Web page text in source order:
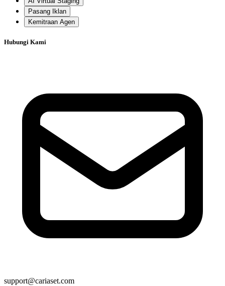
Pasang Iklan
Kemitraan Agen
Hubungi Kami
support@cariaset.com